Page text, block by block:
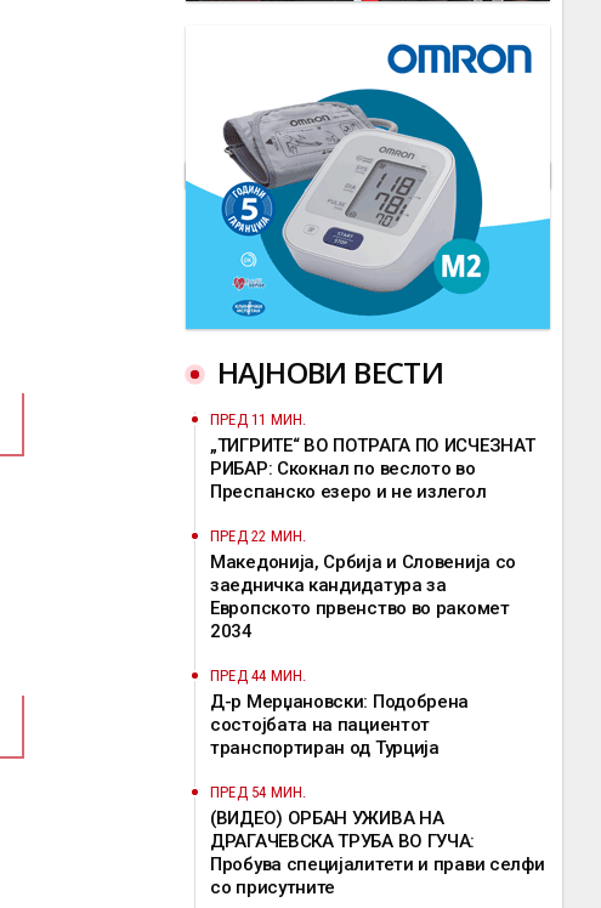
НАЈНОВИ ВЕСТИ
ПРЕД 11 МИН.
„ТИГРИТЕ“ ВО ПОТРАГА ПО ИСЧЕЗНАТ
РИБАР: Скокнал по веслото во
Преспанско езеро и не излегол
ПРЕД 22 МИН.
Македонија, Србија и Словенија со
заедничка кандидатура за
Европското првенство во ракомет
2034
ПРЕД 44 МИН.
Д-р Мерџановски: Подобрена
состојбата на пациентот
транспортиран од Турција
ПРЕД 54 МИН.
(ВИДЕО) ОРБАН УЖИВА НА
ДРАГАЧЕВСКА ТРУБА ВО ГУЧА:
Пробува специјалитети и прави селфи
со присутните